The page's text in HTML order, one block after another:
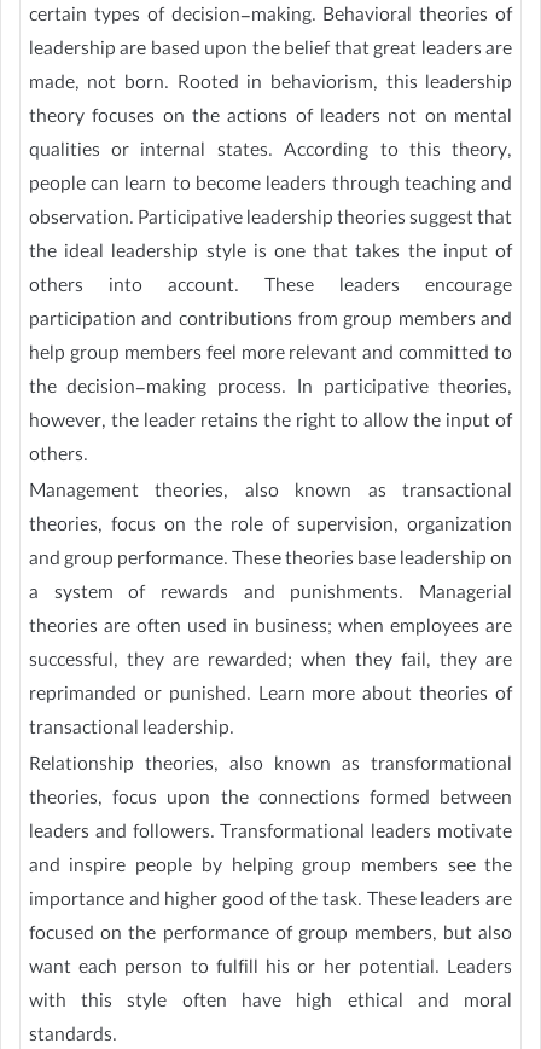
certain types of decision-making. Behavioral theories of
leadership are based upon the belief that great leaders are
made, not born. Rooted in behaviorism, this leadership
theory focuses on the actions of leaders not on mental
qualities or internal states. According to this theory,
people can learn to become leaders through teaching and
observation. Participative leadership theories suggest that
the ideal leadership style is one that takes the input of
others into account. These leaders encourage
participation and contributions from group members and
help group members feel more relevant and committed to
the decision-making process. In participative theories,
however, the leader retains the right to allow the input of
others.
Management theories, also known as transactional
theories, focus on the role of supervision, organization
and group performance. These theories base leadership on
a system of rewards and punishments. Managerial
theories are often used in business; when employees are
successful, they are rewarded; when they fail, they are
reprimanded or punished. Learn more about theories of
transactional leadership.
Relationship theories, also known as transformational
theories, focus upon the connections formed between
leaders and followers. Transformational leaders motivate
and inspire people by helping group members see the
importance and higher good of the task. These leaders are
focused on the performance of group members, but also
want each person to fulfill his or her potential. Leaders
with this style often have high ethical and moral
standards.